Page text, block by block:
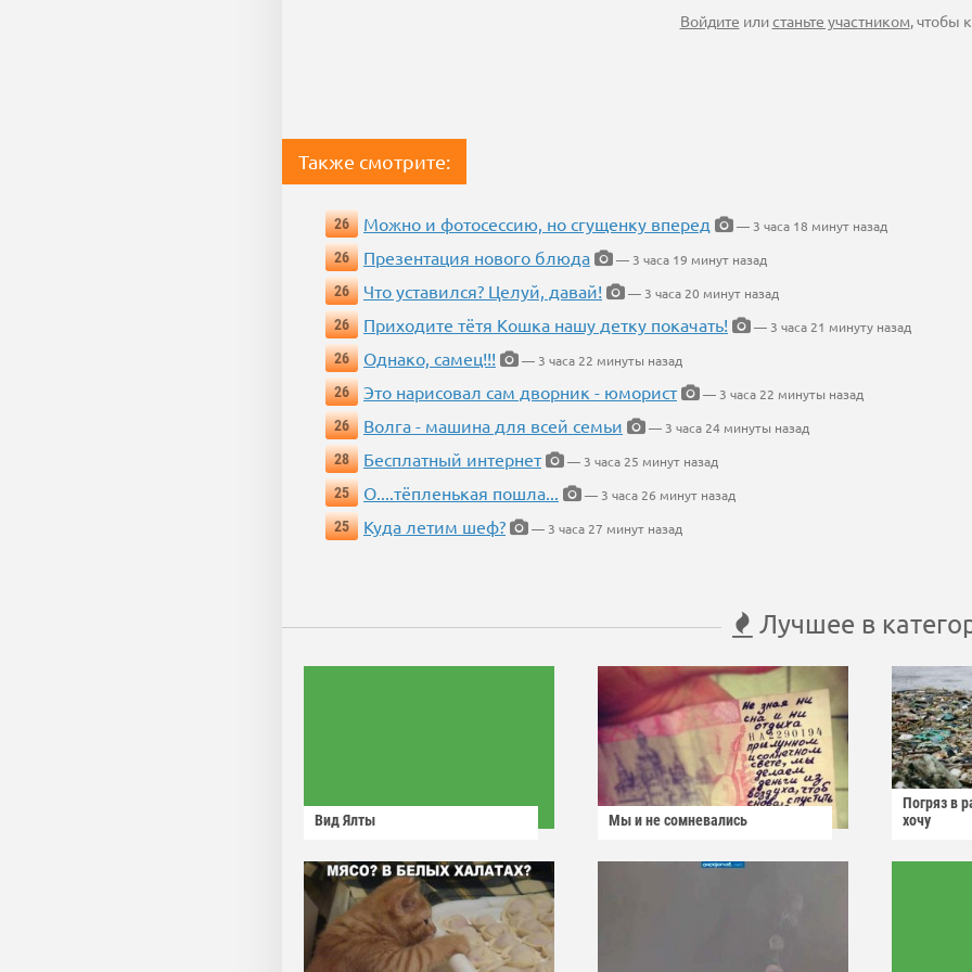
Войдите илистаньте участником, чтобы
Также смотрите:
26 Можно и фотосессию, но сгущенку вперед
— 3 часа 18 минут назад
26
Презентация нового блюда
— 3 часа 19 минут назад
26
Что уставился? Целуй, давай!
— 3 часа 20 минут назад
26
Приходите тётя Кошка нашу детку покачать!
— 3 часа 21 минуту назад
26
Однако, самец!!!
— 3 часа 22 минуты назад
26
Это нарисовал сам дворник - юморист
— 3 часа 22 минуты назад
26
Волга - машина для всей семьи
— 3 часа 24 минуты назад
28
Бесплатный интернет
— 3 часа 25 минут назад
25
О....тёпленькая пошла...
— 3 часа 26 минут назад
25
Куда летим шеф? — 3 часа 27 минут назад
Лучшее в
Вид Ялты Мы и не сомневались
Погряз в
хочу